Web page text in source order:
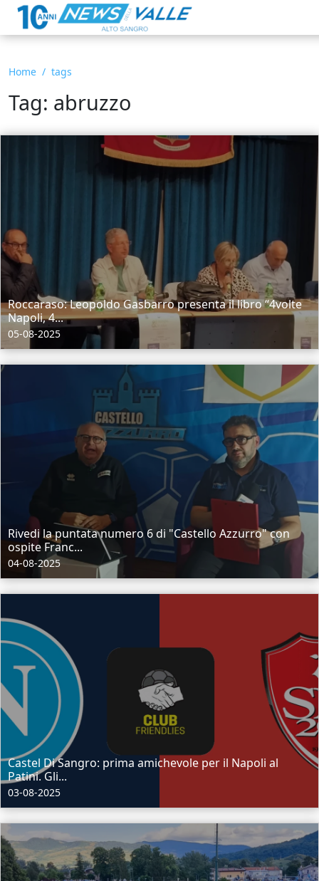
Home tags
Tag: abruzzo
Roccaraso: Leopoldo Gasbarro presenta il libro “4volte
Napoli, 4...
05-08-2025
Rivedi la puntata numero 6 di "Castello Azzurro" con
ospite Franc...
04-08-2025
Castel Di Sangro: prima amichevole per il Napoli al
Patini. Gli...
03-08-2025